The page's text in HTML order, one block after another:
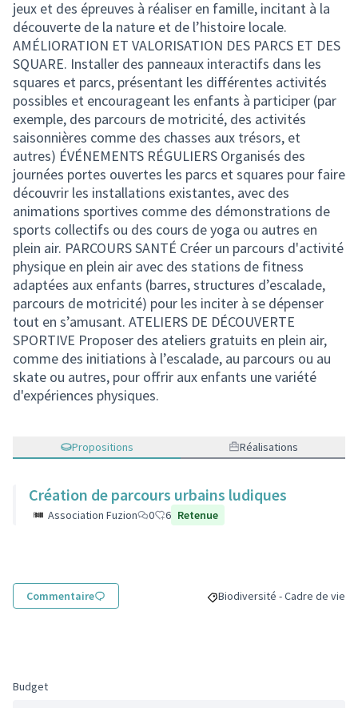
jeux et des épreuves à réaliser en famille, incitant à la
découverte de la nature et de l’histoire locale.
AMÉLIORATION ET VALORISATION DES PARCS ET DES
SQUARE. Installer des panneaux interactifs dans les
squares et parcs, présentant les différentes activités
possibles et encourageant les enfants à participer (par
exemple, des parcours de motricité, des activités
saisonnières comme des chasses aux trésors, et
autres) ÉVÉNEMENTS RÉGULIERS Organisés des
journées portes ouvertes les parcs et squares pour faire
découvrir les installations existantes, avec des
animations sportives comme des démonstrations de
sports collectifs ou des cours de yoga ou autres en
plein air. PARCOURS SANTÉ Créer un parcours d'activité
physique en plein air avec des stations de fitness
adaptées aux enfants (barres, structures d’escalade,
parcours de motricité) pour les inciter à se dépenser
tout en s’amusant. ATELIERS DE DÉCOUVERTE
SPORTIVE Proposer des ateliers gratuits en plein air,
comme des initiations à l’escalade, au parcours ou au
skate ou autres, pour offrir aux enfants une variété
d'expériences physiques.
Propositions Réalisations
Création de parcours urbains ludiques
Association Fuzion 0 6 Retenue
Commentaire Filtrer les résultats pour le
Biodiversité - Cadre de vie
Budget